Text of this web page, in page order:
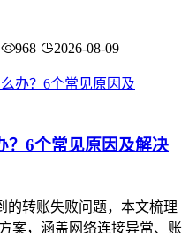
968 2026-08-09
？6个常见原因及解决
的转账失败问题，本文梳理
案，涵盖网络连接异常、账